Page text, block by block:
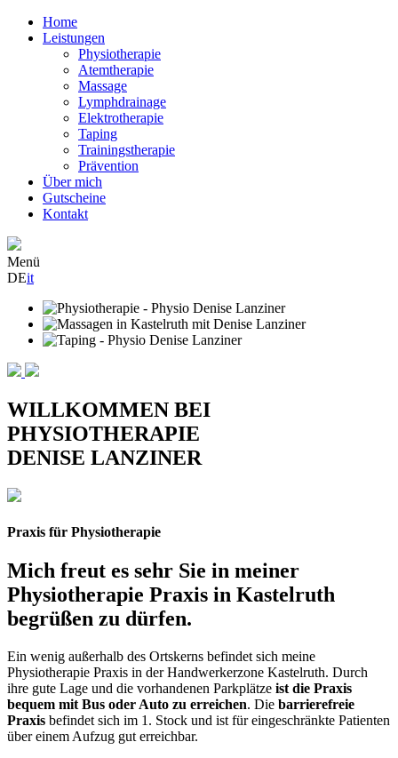
Home
Leistungen
Physiotherapie
Atemtherapie
Massage
Lymphdrainage
Elektrotherapie
Taping
Trainingstherapie
Prävention
Über mich
Gutscheine
Kontakt
Menü
DEit
WILLKOMMEN BEI
PHYSIOTHERAPIE
DENISE LANZINER
Praxis für Physiotherapie
Mich freut es sehr Sie in meiner
Physiotherapie Praxis in Kastelruth
begrüßen zu dürfen.
Ein wenig außerhalb des Ortskerns befindet sich meine
Physiotherapie Praxis in der Handwerkerzone Kastelruth. Durch
ihre gute Lage und die vorhandenen Parkplätze ist die Praxis
bequem mit Bus oder Auto zu erreichen. Die barrierefreie
Praxis befindet sich im 1. Stock und ist für eingeschränkte Patienten
über einem Aufzug gut erreichbar.